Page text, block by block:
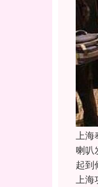
上海
喇叭
起到
上海